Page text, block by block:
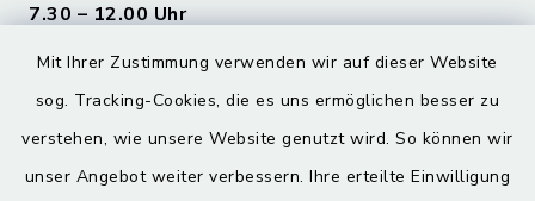
Mit Ihrer Zustimmung verwenden wir auf dieser Website
sog. Tracking-Cookies, die es uns ermöglichen besser zu
verstehen, wie unsere Website genutzt wird. So können wir
unser Angebot weiter verbessern. Ihre erteilte Einwilligung
7.30 – 12.00 Uhr
Donnerstag
7.30 – 12.00 Uhr
13.00 – 17.30 Uhr